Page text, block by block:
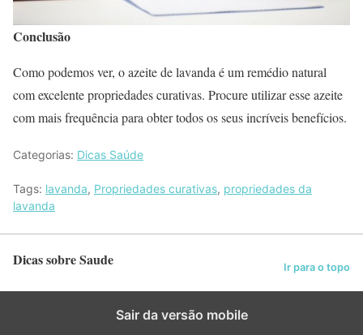
Conclusão
Como podemos ver, o azeite de lavanda é um remédio natural
com excelente propriedades curativas. Procure utilizar esse azeite
com mais frequência para obter todos os seus incríveis benefícios.
Categorias: Dicas Saúde
Tags: lavanda, Propriedades curativas, propriedades da
lavanda
Dicas sobre Saude Ir para o topo
Sair da versão mobile